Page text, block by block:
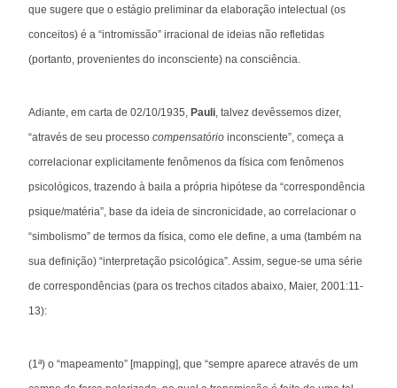
que sugere que o estágio preliminar da elaboração intelectual (os
conceitos) é a “intromissão” irracional de ideias não refletidas
(portanto, provenientes do inconsciente) na consciência.
Adiante, em carta de 02/10/1935, Pauli, talvez devêssemos dizer,
“através de seu processo compensatório inconsciente”, começa a
correlacionar explicitamente fenômenos da física com fenômenos
psicológicos, trazendo à baila a própria hipótese da “correspondência
psique/matéria”, base da ideia de sincronicidade, ao correlacionar o
“simbolismo” de termos da física, como ele define, a uma (também na
sua definição) “interpretação psicológica”. Assim, segue-se uma série
de correspondências (para os trechos citados abaixo, Maier, 2001:11-
13):
(1ª) o “mapeamento” [mapping], que “sempre aparece através de um